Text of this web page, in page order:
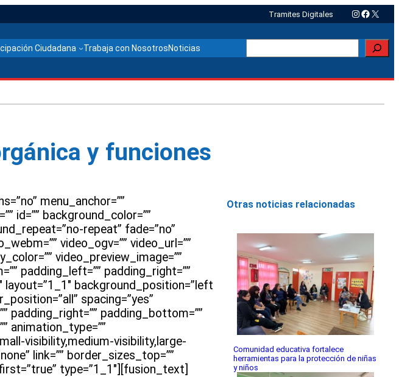
Tramites Digitales Instagram
X
Ciudadana Trabaja con NosotrosNoticias
y funciones
menu_anchor=””
id=”” background_color=””
repeat” fade=”no”
video_ogv=”” video_url=””
video_preview_image=””
padding_left=”” padding_right=””
background_position=”left
spacing=”yes”
padding_right=”” padding_bottom=””
animation_type=””
visibility,medium-visibility,large-
link=”” border_sizes_top=””
type=”1_1″][fusion_text]
Otras noticias relacionadas
Comunidad educativa fortalece
herramientas para la protección de niñas
y niños